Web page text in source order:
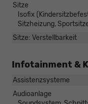
Sitze
Isofix
Sitzheizung,
Sitze: Verstellbarkeit
Infotainment &
Assistenzsysteme
Audioanlage